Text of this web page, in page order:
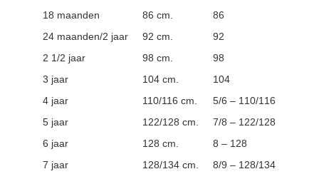
18 maanden 86 cm.
86
24 maanden/2 jaar
92 cm.
92
2 1/2 jaar
98 cm.
98
3 jaar
104 cm.
104
4 jaar
110/116 cm.
5/6 – 110/116
5 jaar
122/128 cm.
7/8 – 122/128
6 jaar
128 cm.
8 – 128
7 jaar
128/134 cm.
8/9 – 128/134